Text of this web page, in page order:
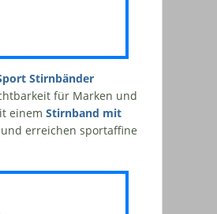
Stirnbänder
für Marken und
einem Stirnband mit
erreichen sportaffine